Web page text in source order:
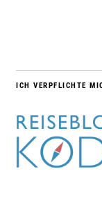
ICH VERPFLICHTE